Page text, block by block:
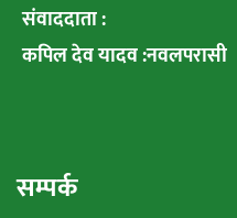
संवाददाता :
कपिल देव यादव :नवलपरासी
सम्पर्क